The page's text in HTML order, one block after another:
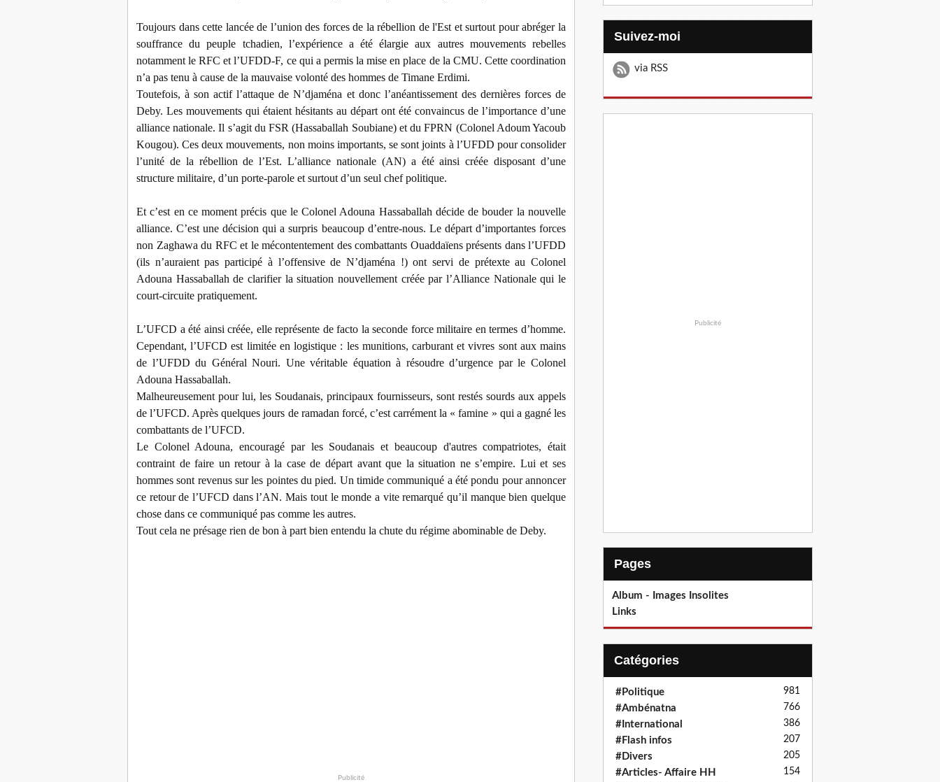
Toujours dans cette lancée de l’union des forces de la rébellion de l'Est et surtout pour abréger la
souffrance du peuple tchadien, l’expérience a été élargie aux autres mouvements rebelles
notamment le RFC et l’UFDD-F, ce qui a permis la mise en place de la CMU. Cette coordination
n’a pas tenu à cause de la mauvaise volonté des hommes de Timane Erdimi.
Toutefois, à son actif l’attaque de N’djaména et donc l’anéantissement des dernières forces de
Deby. Les mouvements qui étaient hésitants au départ ont été convaincus de l’importance d’une
alliance nationale. Il s’agit du FSR (Hassaballah Soubiane) et du FPRN (Colonel Adoum Yacoub
Kougou). Ces deux mouvements, non moins importants, se sont joints à l’UFDD pour consolider
l’unité de la rébellion de l’Est. L’alliance nationale (AN) a été ainsi créée disposant d’une
structure militaire, d’un porte-parole et surtout d’un seul chef politique.
Et c’est en ce moment précis que le Colonel Adouna Hassaballah décide de bouder la nouvelle
alliance. C’est une décision qui a surpris beaucoup d’entre-nous. Le départ d’importantes forces
non Zaghawa du RFC et le mécontentement des combattants Ouaddaïens présents dans l’UFDD
(ils n’auraient pas participé à l’offensive de N’djaména !) ont servi de prétexte au Colonel
Adouna Hassaballah de clarifier la situation nouvellement créée par l’Alliance Nationale qui le
court-circuite pratiquement.
L’UFCD a été ainsi créée, elle représente de facto la seconde force militaire en termes d’homme.
Cependant, l’UFCD est limitée en logistique : les munitions, carburant et vivres sont aux mains
de l’UFDD du Général Nouri. Une véritable équation à résoudre d’urgence par le Colonel
Adouna Hassaballah.
Malheureusement pour lui, les Soudanais, principaux fournisseurs, sont restés sourds aux appels
de l’UFCD. Après quelques jours de ramadan forcé, c’est carrément la « famine » qui a gagné les
combattants de l’UFCD.
Le Colonel Adouna, encouragé par les Soudanais et beaucoup d'autres compatriotes, était
contraint de faire un retour à la case de départ avant que la situation ne s’empire. Lui et ses
hommes sont revenus sur les pointes du pied. Un timide communiqué a été pondu pour annoncer
ce retour de l’UFCD dans l’AN. Mais tout le monde a vite remarqué qu’il manque bien quelque
chose dans ce communiqué pas comme les autres.
Tout cela ne présage rien de bon à part bien entendu la chute du régime abominable de Deby.
Publicité
Suivez-moi
via RSS
Publicité
Pages
Album - Images Insolites
Links
Catégories
#Politique 981
#Ambénatna 766
#International 386
#Flash infos 207
#Divers 205
#Articles- Affaire HH 154